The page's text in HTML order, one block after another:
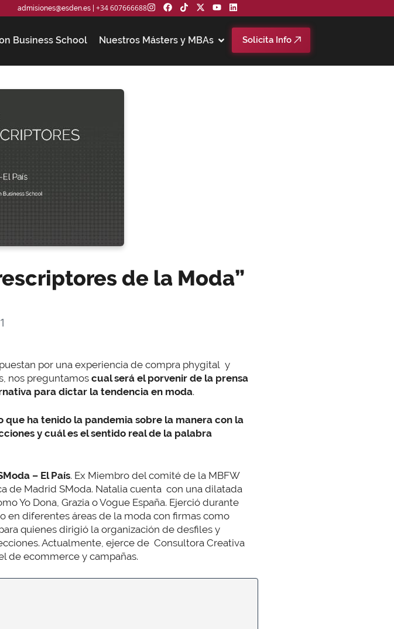
admisiones@esden.es| +34 607666688
Business School Nuestros Másters y MBAs Solicita Info
de la Moda”
por una experiencia de compra phygital y
nos preguntamos cual será el porvenir de la prensa
para dictar la tendencia en moda.
que ha tenido la pandemia sobre la manera con la
y cuál es el sentido real de la palabra
– El País. Ex Miembro del comité de la MBFW
de Madrid SModa. Natalia cuenta con una dilatada
Yo Dona, Grazia o Vogue España. Ejerció durante
en diferentes áreas de la moda con firmas como
quienes dirigió la organización de desfiles y
Actualmente, ejerce de Consultora Creativa
de ecommerce y campañas.